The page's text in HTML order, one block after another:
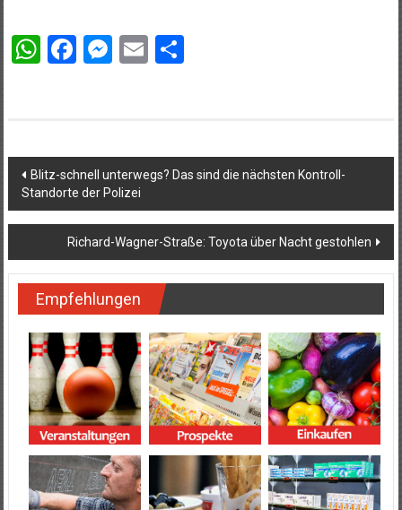
WhatsApp
Facebook
Messenger
EmailTeilen
Beitragsnavigation
Blitz-schnell unterwegs? Das sind die nächsten Kontroll-
Standorte der Polizei
Richard-Wagner-Straße: Toyota über Nacht gestohlen
Empfehlungen